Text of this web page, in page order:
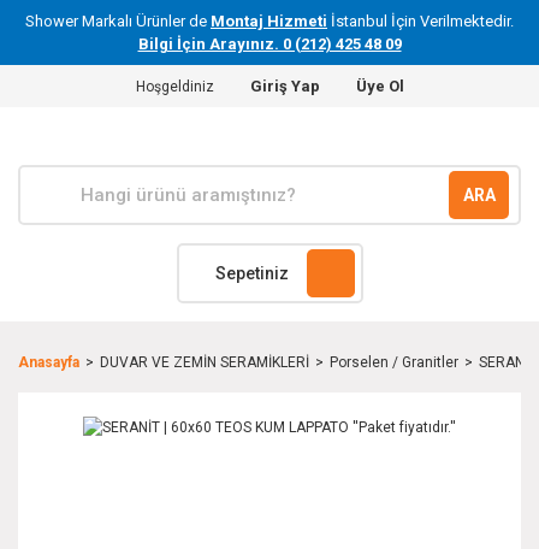
Shower Markalı Ürünler de Montaj Hizmeti İstanbul İçin Verilmektedir.
Bilgi İçin Arayınız. 0 (212) 425 48 09
Hoşgeldiniz Giriş Yap Üye Ol
ARA
Sepetiniz
Anasayfa DUVAR VE ZEMİN SERAMİKLERİ Porselen / Granitler